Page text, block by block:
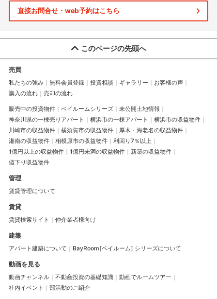
直接お問合せ・web予約はこちら
このページの先頭へ
売買
私たちの強み 無料会員登録 投資相談 ギャラリー
お客様の声
購入の流れ
売却の流れ
販売中の投資物件 ベイルームシリーズ
未公開土地情報
神奈川県の一棟売りアパート
横浜市の一棟アパート
横浜市の収益物件
川崎市の収益物件
横須賀市の収益物件
厚木・海老名の収益物件
湘南の収益物件
相模原市の収益物件
利回り7％以上
1億円以上の収益物件
1億円未満の収益物件
新築の収益物件
値下り収益物件
管理
賃貸管理について
賃貸
賃貸検索サイト 仲介業者様向け
建築
アパート建築について BayRoom[ベイルーム] シリーズについて
動画を見る
動画チャンネル 不動産投資の基礎知識
動画でルームツアー
社内イベント
部活動のご紹介